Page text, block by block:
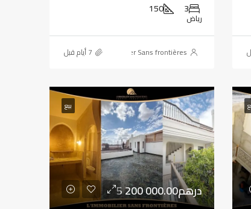
3
150
رياض
L'immobilier Sans frontières
بيع
5 200 000.00درهم